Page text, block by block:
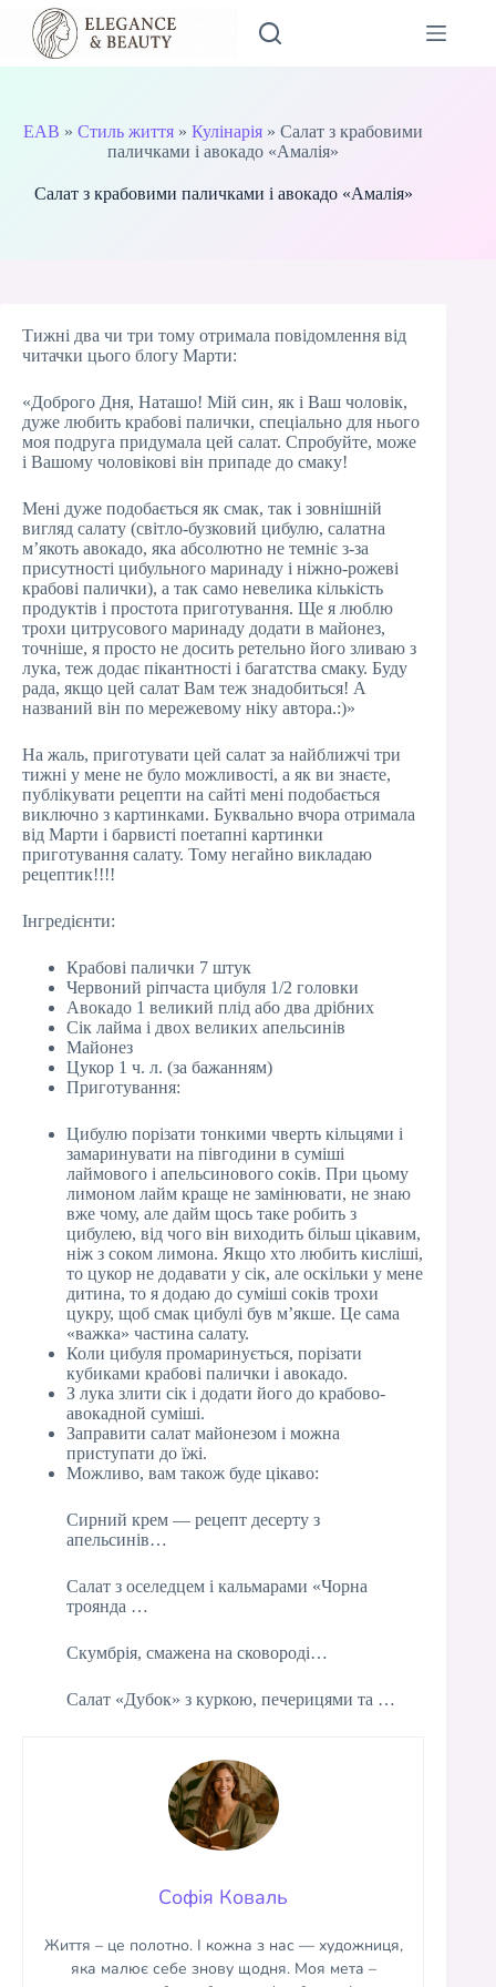
Перейти
вмісту
EAB »Стиль життя »Кулінарія »Салат з крабовими
паличками і авокадо «Амалія»
Салат з крабовими паличками і авокадо «Амалія»
Тижні два чи три тому отримала повідомлення від
читачки цього блогу Марти:
«Доброго Дня, Наташо! Мій син, як і Ваш чоловік,
дуже любить крабові палички, спеціально для нього
моя подруга придумала цей салат. Спробуйте, може
і Вашому чоловікові він припаде до смаку!
Мені дуже подобається як смак, так і зовнішній
вигляд салату (світло-бузковий цибулю, салатна
м’якоть авокадо, яка абсолютно не темніє з-за
присутності цибульного маринаду і ніжно-рожеві
крабові палички), а так само невелика кількість
продуктів і простота приготування. Ще я люблю
трохи цитрусового маринаду додати в майонез,
точніше, я просто не досить ретельно його зливаю з
лука, теж додає пікантності і багатства смаку. Буду
рада, якщо цей салат Вам теж знадобиться! А
названий він по мережевому ніку автора.:)»
На жаль, приготувати цей салат за найближчі три
тижні у мене не було можливості, а як ви знаєте,
публікувати рецепти на сайті мені подобається
виключно з картинками. Буквально вчора отримала
від Марти і барвисті поетапні картинки
приготування салату. Тому негайно викладаю
рецептик!!!!
Інгредієнти:
Крабові палички 7 штук
Червоний ріпчаста цибуля 1/2 головки
Авокадо 1 великий плід або два дрібних
Сік лайма і двох великих апельсинів
Майонез
Цукор 1 ч. л. (за бажанням)
Приготування:
Цибулю порізати тонкими чверть кільцями і
замаринувати на півгодини в суміші
лаймового і апельсинового соків. При цьому
лимоном лайм краще не замінювати, не знаю
вже чому, але дайм щось таке робить з
цибулею, від чого він виходить більш цікавим,
ніж з соком лимона. Якщо хто любить кисліші,
то цукор не додавати у сік, але оскільки у мене
дитина, то я додаю до суміші соків трохи
цукру, щоб смак цибулі був м’якше. Це сама
«важка» частина салату.
Коли цибуля промаринується, порізати
кубиками крабові палички і авокадо.
З лука злити сік і додати його до крабово-
авокадной суміші.
Заправити салат майонезом і можна
приступати до їжі.
Можливо, вам також буде цікаво:
Сирний крем — рецепт десерту з
апельсинів…
Салат з оселедцем і кальмарами «Чорна
троянда …
Скумбрія, смажена на сковороді…
Салат «Дубок» з куркою, печерицями та …
Софія Коваль
Життя – це полотно. І кожна з нас — художниця,
яка малює себе знову щодня. Моя мета –